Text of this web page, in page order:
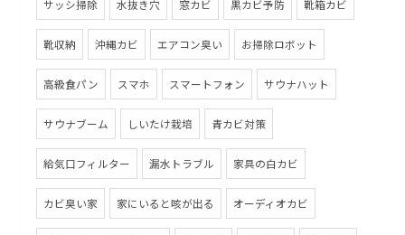
サッシ掃除 水抜き穴 窓カビ 黒カビ予防 靴箱カビ
靴収納 沖縄カビ エアコン臭い お掃除ロボット
高級食パン スマホ スマートフォン サウナハット
サウナブーム しいたけ栽培 青カビ対策
給気口フィルター 漏水トラブル 家具の白カビ
カビ臭い家 家にいると咳が出る オーディオカビ